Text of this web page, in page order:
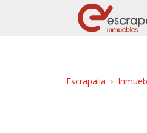
Escrapalia